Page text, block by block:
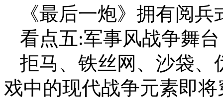
《最后一炮》拥有阅
看点五:军事风战争舞台
拒马、铁丝网、沙袋、
戏中的现代战争元素即